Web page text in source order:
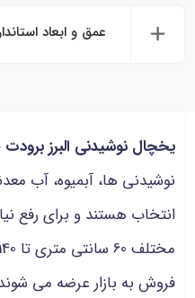
عمق و ابعاد
یخچال نوشیدنی البرز برودت
نوشیدنی ها، آبمیوه، آب
انتخاب هستند و برای رفع
فروش به بازار عرضه می